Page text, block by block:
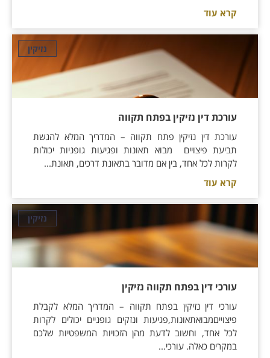
קרא עוד
נזיקין
עורכת דין נזיקין בפתח תקווה
עורכת דין נזיקין פתח תקווה – המדריך המלא להגשת
תביעת פיצויים מבוא תאונות ופגיעות גופניות יכולות
לקרות לכל אחד, בין אם מדובר בתאונת דרכים, תאונת...
קרא עוד
נזיקין
עורכי דין בפתח תקווה נזיקין
עורכי דין נזיקין בפתח תקווה – המדריך המלא לקבלת
פיצוייםמבואתאונות,פגיעות ונזקים גופניים יכולים לקרות
לכל אחד, וחשוב לדעת מהן הזכויות המשפטיות שלכם
במקרים כאלה. עורכי...